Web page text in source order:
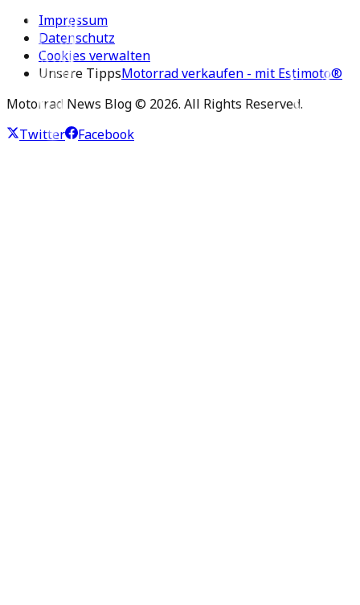
Impressum
Datenschutz
Cookies verwalten
Unsere TippsMotorrad verkaufen - mit Estimoto®
Motorrad News Blog © 2026. All Rights Reserved.
Twitter
Facebook